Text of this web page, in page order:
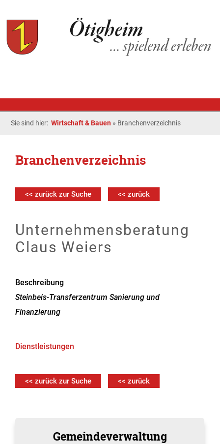
Sie sind hier:Wirtschaft & Bauen » Branchenverzeichnis
Branchenverzeichnis
<< zurück zur Suche << zurück
Unternehmensberatung
Claus Weiers
Beschreibung
Steinbeis-Transferzentrum Sanierung und
Finanzierung
Dienstleistungen
<< zurück zur Suche << zurück
Gemeindeverwaltung